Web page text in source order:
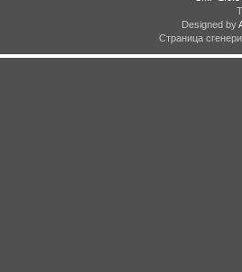
Designed by
Страница